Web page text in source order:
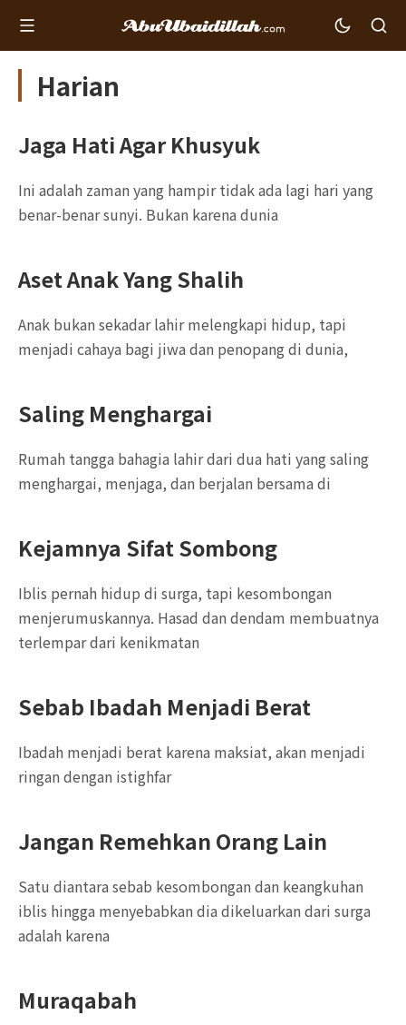
Harian
Jaga Hati Agar Khusyuk
Ini adalah zaman yang hampir tidak ada lagi hari yang
benar-benar sunyi. Bukan karena dunia
Aset Anak Yang Shalih
Anak bukan sekadar lahir melengkapi hidup, tapi
menjadi cahaya bagi jiwa dan penopang di dunia,
Saling Menghargai
Rumah tangga bahagia lahir dari dua hati yang saling
menghargai, menjaga, dan berjalan bersama di
Kejamnya Sifat Sombong
Iblis pernah hidup di surga, tapi kesombongan
menjerumuskannya. Hasad dan dendam membuatnya
terlempar dari kenikmatan
Sebab Ibadah Menjadi Berat
Ibadah menjadi berat karena maksiat, akan menjadi
ringan dengan istighfar
Jangan Remehkan Orang Lain
Satu diantara sebab kesombongan dan keangkuhan
iblis hingga menyebabkan dia dikeluarkan dari surga
adalah karena
Muraqabah